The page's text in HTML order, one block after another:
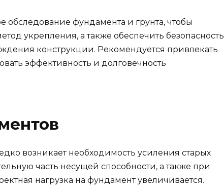
обследование фундамента и грунта, чтобы
укрепления, а также обеспечить безопасность
конструкции. Рекомендуется привлекать
эффективность и долговечность
возникает необходимость усиления старых
часть несущей способности, а также при
нагрузка на фундамент увеличивается.